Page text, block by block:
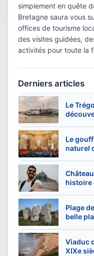
simplement en quête
Bretagne saura vous
offices de tourisme
des visites guidées,
activités pour toute la
Derniers articles
Le
Le
naturel
histoire
Plage
belle
Viaduc
XIXe